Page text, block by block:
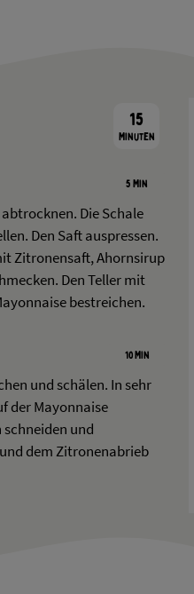
15
Minuten
5 Min
Die Schale
Den Saft auspressen.
Zitronensaft, Ahornsirup
Den Teller mit
bestreichen.
10 Min
und schälen. In sehr
der Mayonnaise
und
dem Zitronenabrieb